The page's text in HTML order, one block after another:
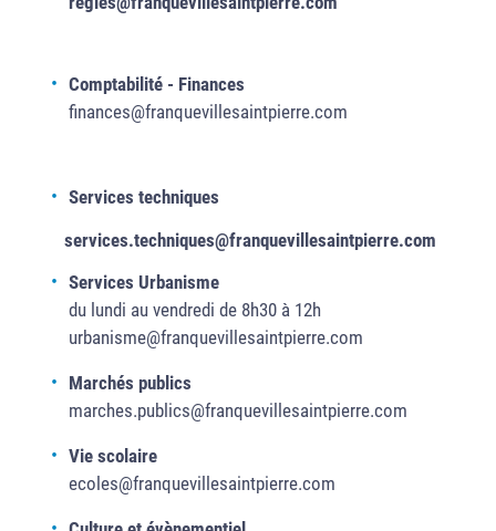
Comptabilité - Finances
finances@franquevillesaintpierre.com
Services techniques
services.techniques@franquevillesaintpierre.com
Services Urbanisme
du lundi au vendredi de 8h30 à 12h
urbanisme@franquevillesaintpierre.com
Marchés publics
marches.publics@franquevillesaintpierre.com
Vie scolaire
ecoles@franquevillesaintpierre.com